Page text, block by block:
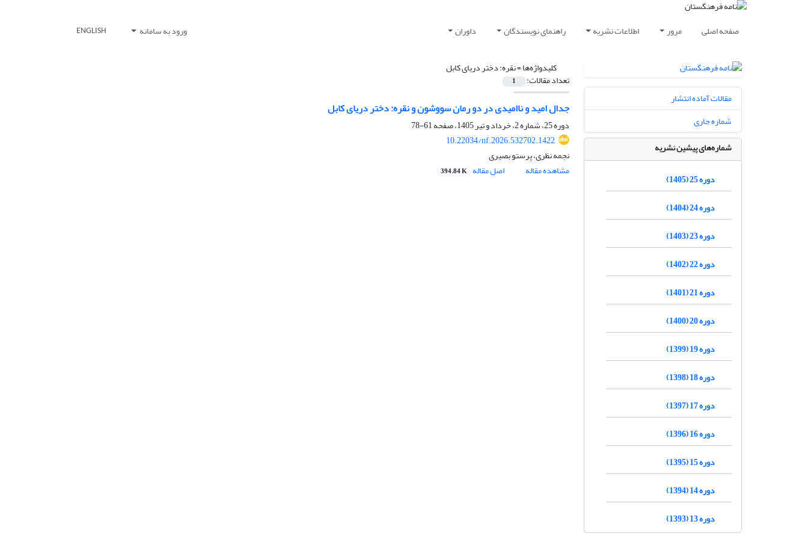
صفحه اصلی مرور اطلاعات نشریه راهنمای نویسندگان داوران ورود به سامانه ENGLISH
کلیدواژه‌ها =نقره: دختر دریای کابل
تعداد مقالات: 1
جدال امید و ناامیدی در دو رمان سووشون و نقره: دختر دریای کابل
دوره 25، شماره 2، خرداد و تیر 1405، صفحه
61-78
10.22034/nf.2026.532702.1422
نجمه نظری، پرستو بصیری
مشاهده مقاله
اصل مقاله 394.84 K
مقالات آماده انتشار
شماره جاری
شماره‌های پیشین نشریه
دوره 25 (1405)
دوره 24 (1404)
دوره 23 (1403)
دوره 22 (1402)
دوره 21 (1401)
دوره 20 (1400)
دوره 19 (1399)
دوره 18 (1398)
دوره 17 (1397)
دوره 16 (1396)
دوره 15 (1395)
دوره 14 (1394)
دوره 13 (1393)